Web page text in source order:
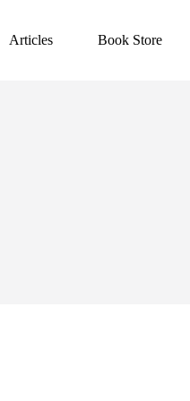
Articles Book Store